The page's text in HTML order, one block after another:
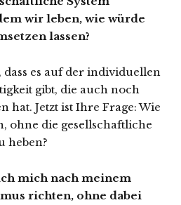
wir leben, wie würde
lassen?
dass es auf der individuellen
gibt, die auch noch
hat. Jetzt ist Ihre Frage: Wie
ohne die gesellschaftliche
heben?
mich nach meinem
richten, ohne dabei